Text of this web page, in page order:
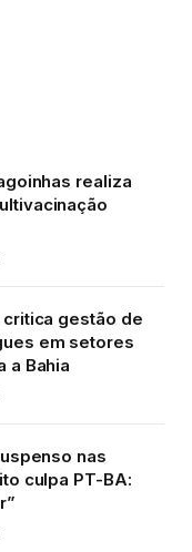
realiza
critica gestão de
em setores
a Bahia
nas
culpa PT-BA: